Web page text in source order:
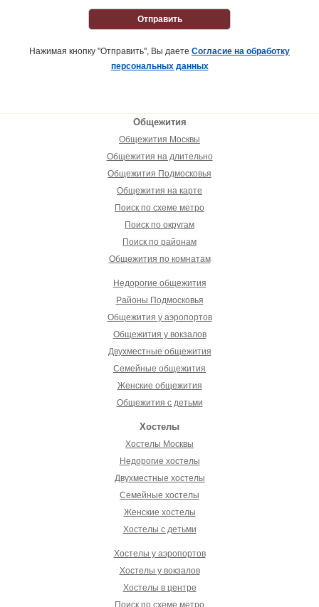
Отправить
Нажимая кнопку "Отправить", Вы даете Согласие на обработку
персональных данных
Общежития
Общежития Москвы
Общежития на длительно
Общежития Подмосковья
Общежития на карте
Поиск по схеме метро
Поиск по округам
Поиск по районам
Общежития по комнатам
Недорогие общежития
Районы Подмосковья
Общежития у аэропортов
Общежития у вокзалов
Двухместные общежития
Семейные общежития
Женские общежития
Общежития с детьми
Хостелы
Хостелы Москвы
Недорогие хостелы
Двухместные хостелы
Семейные хостелы
Женские хостелы
Хостелы с детьми
Хостелы у аэропортов
Хостелы у вокзалов
Хостелы в центре
Поиск по схеме метро